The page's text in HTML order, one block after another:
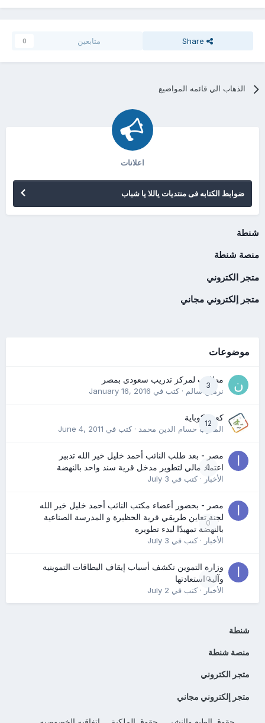
Share متابعين 0
الذهاب الي قائمه المواضيع
اعلانات
ضوابط الكتابه فى منتديات ياللا يا شباب
شنطة
منصة شنطة
متجر الكتروني
متجر إلكتروني مجاني
موضوعات
3
مطلوب لمركز تدريب سعودى بمصر
نرمين سالم· كتب في January 16, 2016
12
كعب كوباية
المدرب حسام الدين محمد· كتب في June 4, 2011
0
مصر - بعد طلب النائب أحمد خليل خير الله تدبير
اعتماد مالي لتطوير مدخل قرية سند واحد بالنهضة
الأخبار· كتب في July 3
0
مصر - بحضور أعضاء مكتب النائب أحمد خليل خير الله
لجنة تعاين طريقي قرية الحظيرة و المدرسة الصناعية
بالنهضة تمهيدًا لبدء تطويره
الأخبار· كتب في July 3
0
وزارة التموين تكشف أسباب إيقاف البطاقات التموينية
وآلية استعادتها
الأخبار· كتب في July 2
شنطة
منصة شنطة
متجر الكتروني
متجر إلكتروني مجاني